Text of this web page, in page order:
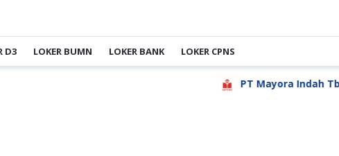
D3 LOKER BUMN LOKER BANK LOKER CPNS
PT Mayora Indah Tbk